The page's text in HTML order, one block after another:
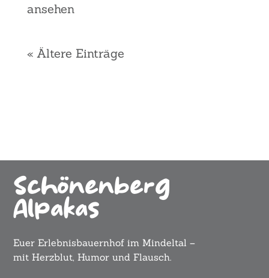
anse­hen
« Ältere Einträge
Schönenberg
Alpakas
Euer Erlebnisbauernhof im Mindeltal –
mit Herzblut, Humor und Flausch.